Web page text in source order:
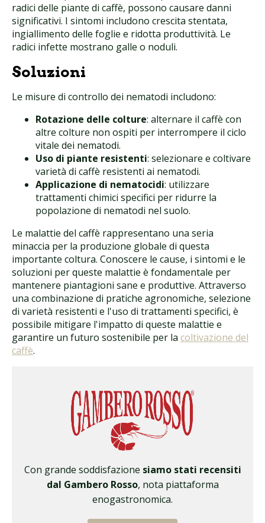
radici delle piante di caffè, possono causare danni
significativi. I sintomi includono crescita stentata,
ingiallimento delle foglie e ridotta produttività. Le
radici infette mostrano galle o noduli.
Soluzioni
Le misure di controllo dei nematodi includono:
Rotazione delle colture: alternare il caffè con
altre colture non ospiti per interrompere il ciclo
vitale dei nematodi.
Uso di piante resistenti: selezionare e coltivare
varietà di caffè resistenti ai nematodi.
Applicazione di nematocidi: utilizzare
trattamenti chimici specifici per ridurre la
popolazione di nematodi nel suolo.
Le malattie del caffè rappresentano una seria
minaccia per la produzione globale di questa
importante coltura. Conoscere le cause, i sintomi e le
soluzioni per queste malattie è fondamentale per
mantenere piantagioni sane e produttive. Attraverso
una combinazione di pratiche agronomiche, selezione
di varietà resistenti e l'uso di trattamenti specifici, è
possibile mitigare l'impatto di queste malattie e
garantire un futuro sostenibile per la coltivazione del
caffè.
Con grande soddisfazione siamo stati recensiti
dal Gambero Rosso, nota piattaforma
enogastronomica.